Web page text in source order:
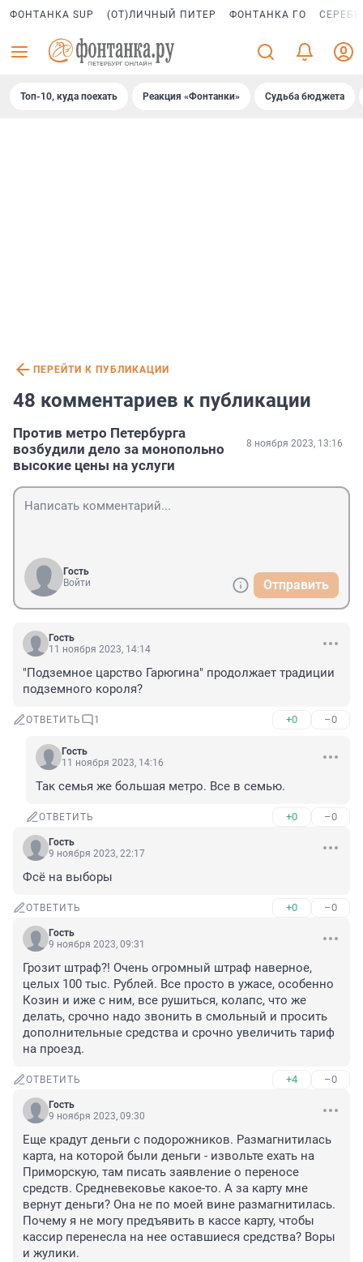
ФОНТАНКА SUP (ОТ)ЛИЧНЫЙ ПИТЕР ФОНТАНКА ГО
Топ-10, куда поехать Реакция «Фонтанки» Судьба бюджета
ПЕРЕЙТИ К ПУБЛИКАЦИИ
48 комментариев к публикации
Против метро Петербурга
возбудили дело за монопольно
высокие цены на услуги
8 ноября 2023, 13:16
Гость
Войти
Отправить
Гость
11 ноября 2023, 14:14
"Подземное царство Гарюгина" продолжает традиции
подземного короля?
ОТВЕТИТЬ 1 +0 –0
Гость
11 ноября 2023, 14:16
Так семья же большая метро. Все в семью.
ОТВЕТИТЬ +0 –0
Гость
9 ноября 2023, 22:17
Фсё на выборы
ОТВЕТИТЬ +0 –0
Гость
9 ноября 2023, 09:31
Грозит штраф?! Очень огромный штраф наверное,
целых 100 тыс. Рублей. Все просто в ужасе, особенно
Козин и иже с ним, все рушиться, колапс, что же
делать, срочно надо звонить в смольный и просить
дополнительные средства и срочно увеличить тариф
на проезд.
ОТВЕТИТЬ +4 –0
Гость
9 ноября 2023, 09:30
Еще крадут деньги с подорожников. Размагнитилась
карта, на которой были деньги - извольте ехать на
Приморскую, там писать заявление о переносе
средств. Средневековье какое-то. А за карту мне
вернут деньги? Она не по моей вине размагнитилась.
Почему я не могу предъявить в кассе карту, чтобы
кассир перенесла на нее оставшиеся средства? Воры
и жулики.